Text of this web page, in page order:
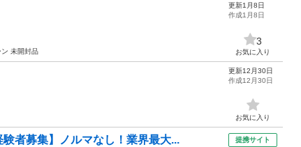
未開封品
更新1月8日
作成1月8日
3
お気に入り
更新12月30日
作成12月30日
お気に入り
者募集】ノルマなし！業界最大... 提携サイト